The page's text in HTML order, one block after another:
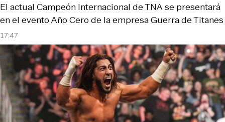
17:47
El actual Campeón Internacional de TNA se presentará
en el evento Año Cero de la empresa Guerra de Titanes